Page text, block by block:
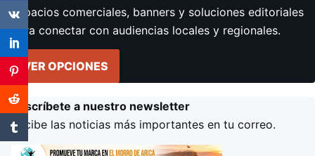
Espacios comerciales, banners y soluciones editoriales
para conectar con audiencias locales y regionales.
VER OPCIONES
Suscríbete a nuestro newsletter
Recibe las noticias más importantes en tu correo.